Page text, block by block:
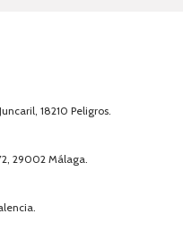
18210 Peligros.
29002 Málaga.